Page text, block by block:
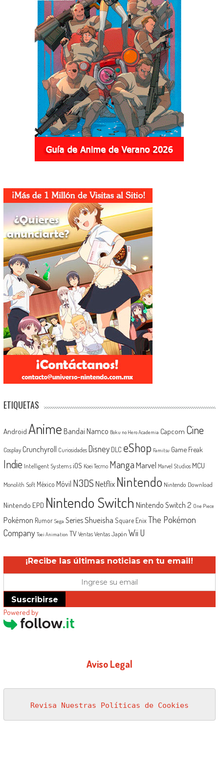
ETIQUETAS
Android Anime Bandai Namco Boku no Hero Academia Capcom Cine
Cosplay Crunchyroll Curiosidades Disney DLC eShop Famitsu Game Freak
Indie Intelligent Systems iOS Koei Tecmo MangaMarvel Marvel Studios MCU
Monolith Soft México Móvil N3DSNetflix Nintendo Nintendo Download
Nintendo EPD Nintendo Switch Nintendo Switch 2 One Piece
Pokémon Rumor Sega SeriesShueisha Square EnixThe Pokémon
Company Toei Animation TV Ventas Ventas Japón Wii U
¡Recibe las últimas noticias en tu email!
Suscribirse
Powered by
Aviso Legal
Revisa Nuestras Políticas de Cookies